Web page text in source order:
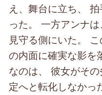
え、舞台に立ち、
った。 一方アンナは
見守る側にいた。
の内面に確実な影を
なのは、 彼女がそ
定へと転化しなかっ